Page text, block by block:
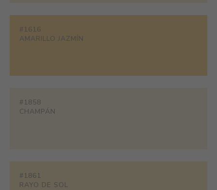
#1616
AMARILLO JAZMÍN
#1858
CHAMPÁN
#1861
RAYO DE SOL